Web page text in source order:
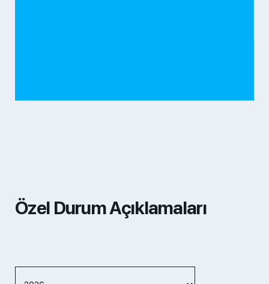
Özel Durum Açıklamaları